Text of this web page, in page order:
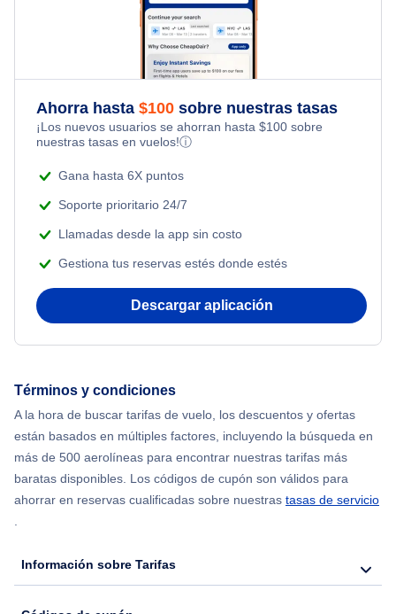
Flights Under $199
Flights from Nueva York to Milán
Flights from Nueva York to Tel Aviv
Flights from Nueva York to Estanbul
Flights from Nueva York to Singapur
Flights from Nueva York to Mumbai
Flights from Shanghai to Nueva York
Flights from Nueva York to Seúl
Flights from Nueva York to Hong Kong
Honeymoon Vacations
Adventure Vacations
Terre Haute Paquetes de vacaciones
Ahorra hasta $100 sobre nuestras tasas
¡Los nuevos usuarios se ahorran hasta $100 sobre
nuestras tasas en vuelos!ⓘ
Gana hasta 6X puntos
Soporte prioritario 24/7
Llamadas desde la app sin costo
Gestiona tus reservas estés donde estés
Descargar aplicación
Términos y condiciones
A la hora de buscar tarifas de vuelo, los descuentos y ofertas
están basados en múltiples factores, incluyendo la búsqueda en
más de 500 aerolíneas para encontrar nuestras tarifas más
baratas disponibles. Los códigos de cupón son válidos para
ahorrar en reservas cualificadas sobre nuestras tasas de servicio
.
Información sobre Tarifas